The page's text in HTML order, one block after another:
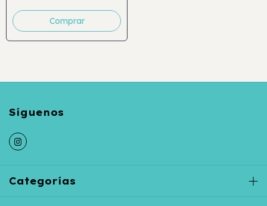
Comprar
Categorías